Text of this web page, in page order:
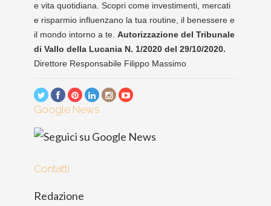
e vita quotidiana. Scopri come investimenti, mercati
e risparmio influenzano la tua routine, il benessere e
il mondo intorno a te. Autorizzazione del Tribunale
di Vallo della Lucania N. 1/2020 del 29/10/2020.
Direttore Responsabile Filippo Massimo
Google News
Contatti
Redazione